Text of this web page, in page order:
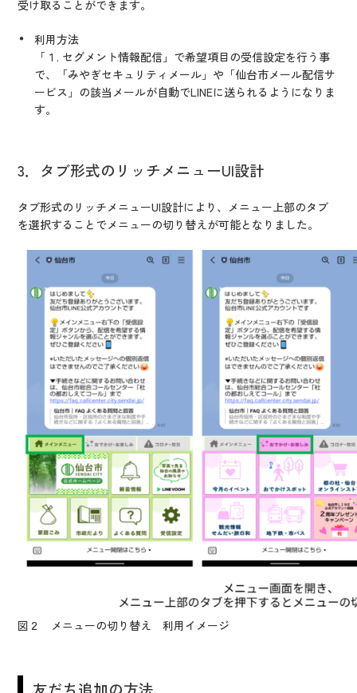
受け取ることができます。
利用方法
「１. セグメント情報配信」で希望項目の受信設定を行う事
で、「みやぎセキュリティメール」や「仙台市メール配信サ
ービス」の該当メールが自動でLINEに送られるようになりま
す。
3．タブ形式のリッチメニューUI設計
タブ形式のリッチメニューUI設計により、メニュー上部のタブ
を選択することでメニューの切り替えが可能となりました。
図２ メニューの切り替え 利用イメージ
友だち追加の方法